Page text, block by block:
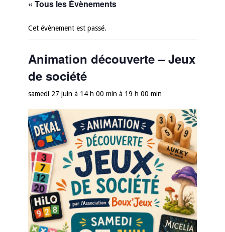
« Tous les Évènements
Cet évènement est passé.
Animation découverte – Jeux
de société
samedi 27 juin à 14 h 00 min à 19 h 00 min